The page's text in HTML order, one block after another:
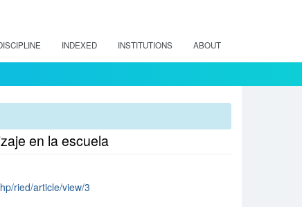
INDEXED INSTITUTIONS ABOUT
en la escuela
ried/article/view/3